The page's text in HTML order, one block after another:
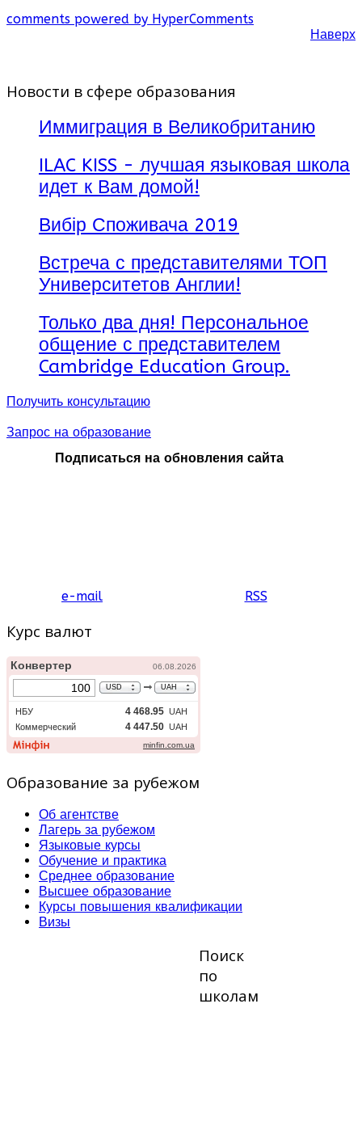
comments powered by HyperComments
Наверх
Новости в сфере образования
Иммиграция в Великобританию
ILAC KISS - лучшая языковая школа
идет к Вам домой!
Вибір Споживача 2019
Встреча с представителями ТОП
Университетов Англии!
Только два дня! Персональное
общение с представителем
Cambridge Education Group.
Получить консультацию
Запрос на образование
Подписаться на обновления сайта
e-mail RSS
Курс валют
Образование за рубежом
Об агентстве
Лагерь за рубежом
Языковые курсы
Обучение и практика
Среднее образование
Высшее образование
Курсы повышения квалификации
Визы
Поиск
по
школам